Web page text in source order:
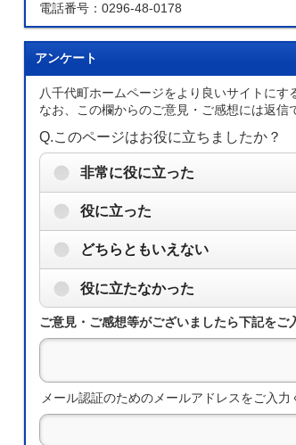
電話番号：0296-48-0178
アンケート
八千代町ホームページをより良いサイトにす
なお、この欄からのご意見・ご感想には返信
Q.このページはお役に立ちましたか？
非常に役に立った
役に立った
どちらともいえない
役に立たなかった
ご意見・ご感想等がございましたら下記をご
メール認証のためのメールアドレスをご入力